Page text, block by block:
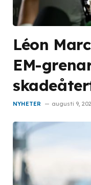
Léon
EM-
NYHETER augusti 9,